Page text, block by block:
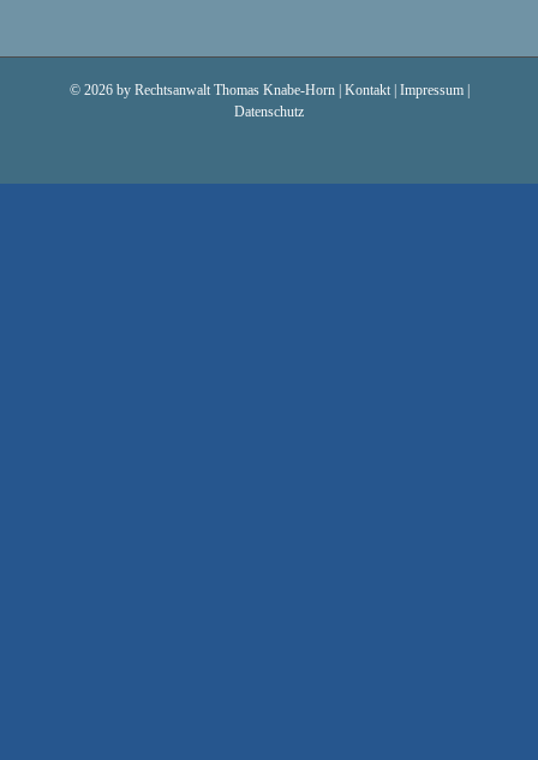
© 2026 by Rechtsanwalt Thomas Knabe-Horn | Kontakt| Impressum|
Datenschutz